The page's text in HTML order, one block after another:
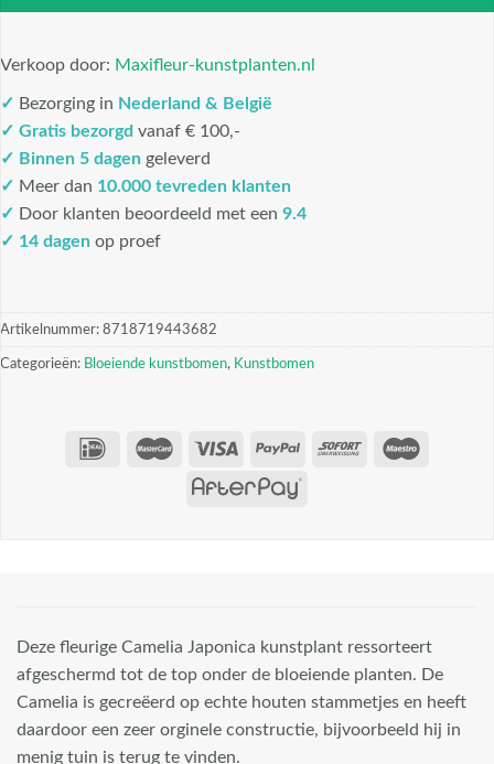
Verkoop door: Maxifleur-kunstplanten.nl
✓ Bezorging in Nederland & België
✓ Gratis bezorgd vanaf € 100,-
✓ Binnen 5 dagen geleverd
✓ Meer dan 10.000 tevreden klanten
✓ Door klanten beoordeeld met een 9.4
✓ 14 dagen op proef
Artikelnummer: 8718719443682
Categorieën: Bloeiende kunstbomen, Kunstbomen
Deze fleurige Camelia Japonica kunstplant ressorteert
afgeschermd tot de top onder de bloeiende planten. De
Camelia is gecreëerd op echte houten stammetjes en heeft
daardoor een zeer orginele constructie, bijvoorbeeld hij in
menig tuin is terug te vinden.